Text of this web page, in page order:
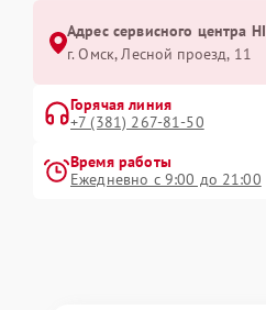
Адрес сервисного центра
г. Омск, ​Лесной проезд, 11
Горячая линия
+7 (381) 267-81-50
Время работы
Ежедневно с 9:00 до 21:00